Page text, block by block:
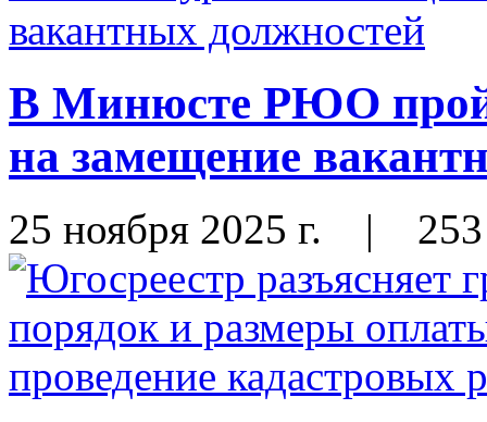
В Минюсте РЮО
на замещение
25 ноября 2025 г. | 253